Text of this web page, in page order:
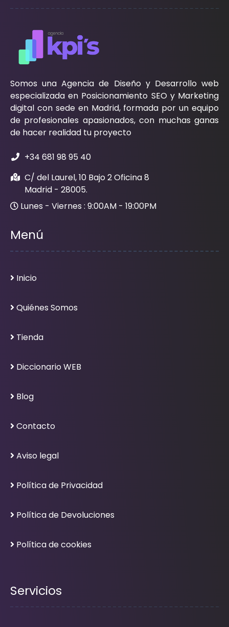
Somos una Agencia de Diseño y Desarrollo web
especializada en Posicionamiento SEO y Marketing
digital con sede en Madrid, formada por un equipo
de profesionales apasionados, con muchas ganas
de hacer realidad tu proyecto
+34 681 98 95 40
C/ del Laurel, 10 Bajo 2 Oficina 8
Madrid - 28005.
Lunes - Viernes : 9:00AM - 19:00PM
Menú
Inicio
Quiénes Somos
Tienda
Diccionario WEB
Blog
Contacto
Aviso legal
Política de Privacidad
Política de Devoluciones
Política de cookies
Servicios